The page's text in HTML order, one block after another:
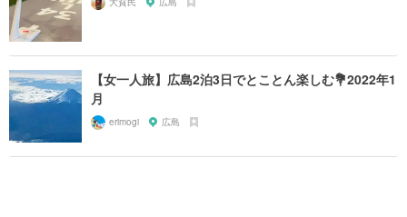
【女一人旅】広島2泊3日でとことん楽しむ💐2022年1
月
erimogi 広島